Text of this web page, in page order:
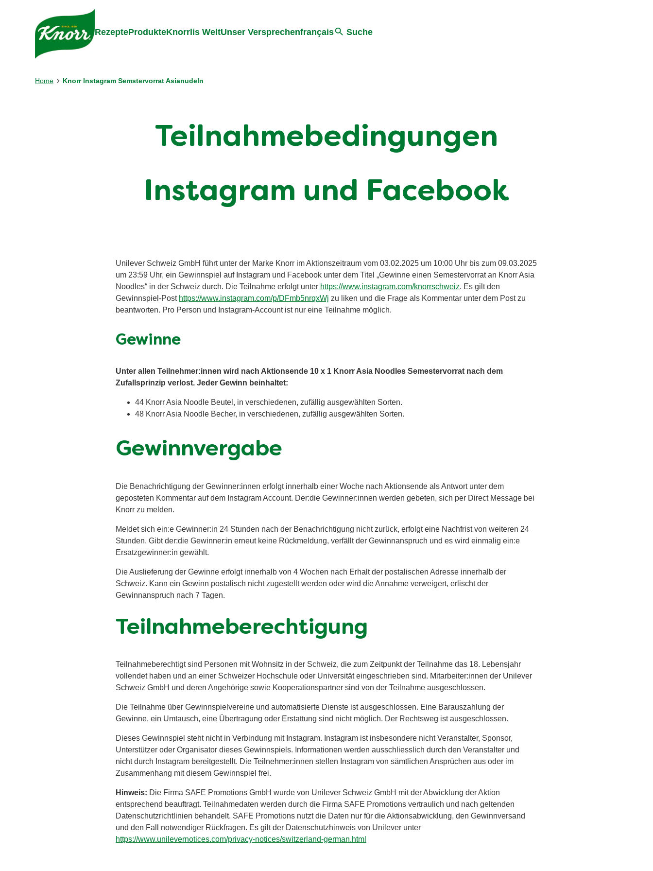
Gehe zu:
RezepteProdukteKnorrlis WeltUnser Versprechenfrançais Suche
Home Knorr Instagram Semstervorrat Asianudeln
Teilnahmebedingungen
Instagram und Facebook
Unilever Schweiz GmbH führt unter der Marke Knorr im Aktionszeitraum vom 03.02.2025 um 10:00 Uhr bis zum 09.03.2025
um 23:59 Uhr, ein Gewinnspiel auf Instagram und Facebook unter dem Titel „Gewinne einen Semestervorrat an Knorr Asia
Noodles“ in der Schweiz durch. Die Teilnahme erfolgt unter https://www.instagram.com/knorrschweiz. Es gilt den
Gewinnspiel-Post https://www.instagram.com/p/DFmb5nrqxWj zu liken und die Frage als Kommentar unter dem Post zu
beantworten. Pro Person und Instagram-Account ist nur eine Teilnahme möglich.
Gewinne
Unter allen Teilnehmer:innen wird nach Aktionsende 10 x 1 Knorr Asia Noodles Semestervorrat nach dem
Zufallsprinzip verlost. Jeder Gewinn beinhaltet:
44 Knorr Asia Noodle Beutel, in verschiedenen, zufällig ausgewählten Sorten.
48 Knorr Asia Noodle Becher, in verschiedenen, zufällig ausgewählten Sorten.
Gewinnvergabe
Die Benachrichtigung der Gewinner:innen erfolgt innerhalb einer Woche nach Aktionsende als Antwort unter dem
geposteten Kommentar auf dem Instagram Account. Der:die Gewinner:innen werden gebeten, sich per Direct Message bei
Knorr zu melden.
Meldet sich ein:e Gewinner:in 24 Stunden nach der Benachrichtigung nicht zurück, erfolgt eine Nachfrist von weiteren 24
Stunden. Gibt der:die Gewinner:in erneut keine Rückmeldung, verfällt der Gewinnanspruch und es wird einmalig ein:e
Ersatzgewinner:in gewählt.
Die Auslieferung der Gewinne erfolgt innerhalb von 4 Wochen nach Erhalt der postalischen Adresse innerhalb der
Schweiz. Kann ein Gewinn postalisch nicht zugestellt werden oder wird die Annahme verweigert, erlischt der
Gewinnanspruch nach 7 Tagen.
Teilnahmeberechtigung
Teilnahmeberechtigt sind Personen mit Wohnsitz in der Schweiz, die zum Zeitpunkt der Teilnahme das 18. Lebensjahr
vollendet haben und an einer Schweizer Hochschule oder Universität eingeschrieben sind. Mitarbeiter:innen der Unilever
Schweiz GmbH und deren Angehörige sowie Kooperationspartner sind von der Teilnahme ausgeschlossen.
Die Teilnahme über Gewinnspielvereine und automatisierte Dienste ist ausgeschlossen. Eine Barauszahlung der
Gewinne, ein Umtausch, eine Übertragung oder Erstattung sind nicht möglich. Der Rechtsweg ist ausgeschlossen.
Dieses Gewinnspiel steht nicht in Verbindung mit Instagram. Instagram ist insbesondere nicht Veranstalter, Sponsor,
Unterstützer oder Organisator dieses Gewinnspiels. Informationen werden ausschliesslich durch den Veranstalter und
nicht durch Instagram bereitgestellt. Die Teilnehmer:innen stellen Instagram von sämtlichen Ansprüchen aus oder im
Zusammenhang mit diesem Gewinnspiel frei.
Hinweis: Die Firma SAFE Promotions GmbH wurde von Unilever Schweiz GmbH mit der Abwicklung der Aktion
entsprechend beauftragt. Teilnahmedaten werden durch die Firma SAFE Promotions vertraulich und nach geltenden
Datenschutzrichtlinien behandelt. SAFE Promotions nutzt die Daten nur für die Aktionsabwicklung, den Gewinnversand
und den Fall notwendiger Rückfragen. Es gilt der Datenschutzhinweis von Unilever unter
https://www.unilevernotices.com/privacy-notices/switzerland-german.html